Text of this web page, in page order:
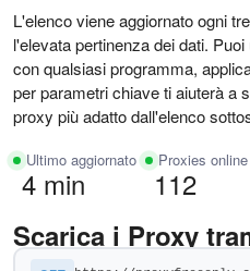
L'elenco viene aggiornato ogni
l'elevata pertinenza dei dati.
con qualsiasi programma,
per parametri chiave ti aiuterà a
proxy più adatto dall'elenco
Ultimo aggiornato
4 min
Proxies online
112
Scarica i Proxy